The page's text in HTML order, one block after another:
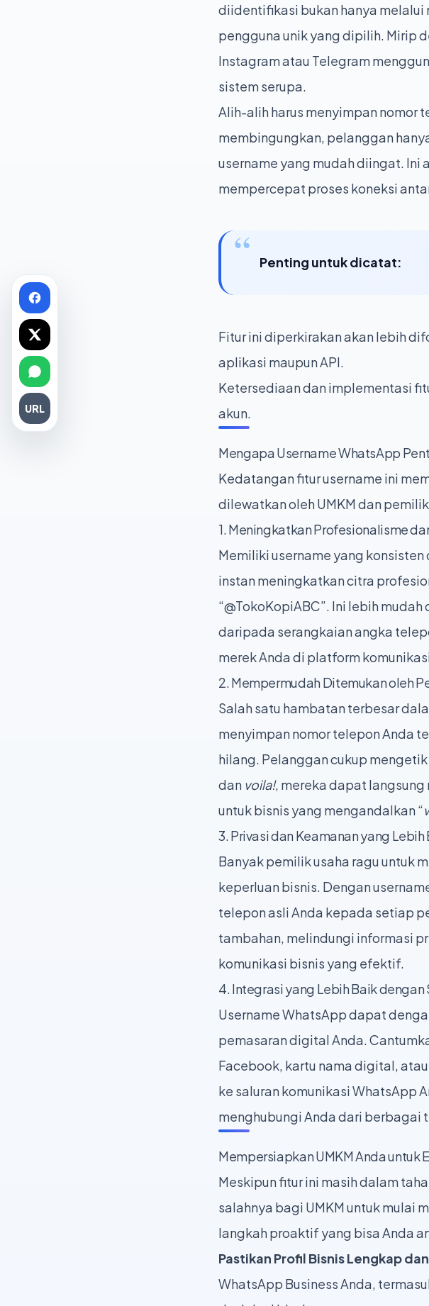
diidentifikasi bukan hanya
pengguna unik yang dipilih. Mirip
Instagram atau Telegram
sistem serupa.
Alih-alih harus menyimpan nomor
membingungkan, pelanggan
username yang mudah diingat. Ini
mempercepat proses koneksi
Penting untuk dicatat:
Fitur ini diperkirakan akan lebih
aplikasi maupun API.
Ketersediaan dan implementasi
akun.
Mengapa Username WhatsApp
Kedatangan fitur username ini
dilewatkan oleh UMKM dan
1. Meningkatkan Profesionalisme
Memiliki username yang
instan meningkatkan citra
“@TokoKopiABC”. Ini lebih
daripada serangkaian angka
merek Anda di platform
2. Mempermudah Ditemukan oleh
Salah satu hambatan terbesar
menyimpan nomor telepon Anda
hilang. Pelanggan cukup
dan voila!, mereka dapat
untuk bisnis yang mengandalkan “
3. Privasi dan Keamanan yang Lebih
Banyak pemilik usaha ragu untuk
keperluan bisnis. Dengan
telepon asli Anda kepada setiap
tambahan, melindungi informasi
komunikasi bisnis yang efektif.
4. Integrasi yang Lebih Baik
Username WhatsApp dapat
pemasaran digital Anda.
Facebook, kartu nama digital,
ke saluran komunikasi WhatsApp
menghubungi Anda dari berbagai
Mempersiapkan UMKM Anda untuk
Meskipun fitur ini masih dalam
salahnya bagi UMKM untuk mulai
langkah proaktif yang bisa Anda
Pastikan Profil Bisnis Lengkap
WhatsApp Business Anda,
URL